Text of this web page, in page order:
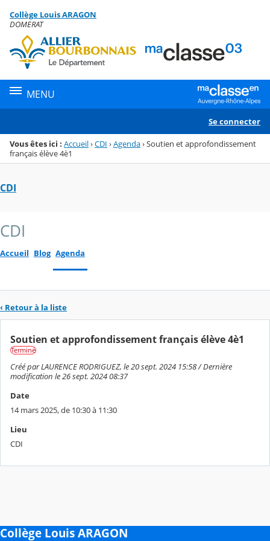
Menu de la rubrique
Contenu
Collège Louis ARAGON
DOMERAT
MENU
Se connecter
Vous êtes ici : Accueil›CDI ›Agenda›Soutien et approfondissement
français élève 4è1
CDI
CDI
Accueil Blog Agenda
‹ Retour à la liste
Soutien et approfondissement français élève 4è1
Terminé
Créé par LAURENCE RODRIGUEZ, le 20 sept. 2024 15:58 / Dernière
modification le 26 sept. 2024 08:37
Date
14 mars 2025, de 10:30 à 11:30
Lieu
CDI
Collège Louis ARAGON